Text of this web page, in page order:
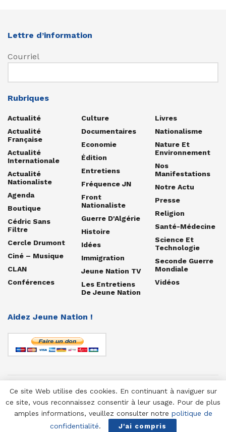
Lettre d’information
Courriel
Rubriques
Actualité
Actualité
Française
Actualité
Internationale
Actualité
Nationaliste
Agenda
Boutique
Cédric Sans
Filtre
Cercle Drumont
Ciné – Musique
CLAN
Conférences
Culture
Documentaires
Economie
Édition
Entretiens
Fréquence JN
Front
Nationaliste
Guerre D'Algérie
Histoire
Idées
Immigration
Jeune Nation TV
Les Entretiens
De Jeune Nation
Livres
Nationalisme
Nature Et
Environnement
Nos
Manifestations
Notre Actu
Presse
Religion
Santé-Médecine
Science Et
Technologie
Seconde Guerre
Mondiale
Vidéos
Aidez Jeune Nation !
© 1958-2025 Jeune Nation
Ce site Web utilise des cookies. En continuant à naviguer sur
ce site, vous reconnaissez consentir à leur usage. Pour de plus
amples informations, veuillez consulter notre politique de
confidentialité. J'ai compris